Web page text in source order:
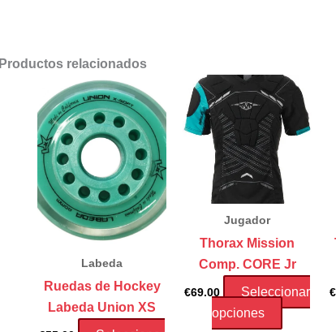
Productos relacionados
Labeda
Ruedas de Hockey
Labeda Union XS
Jugador
Thorax Mission
Comp. CORE Jr
€69.00
Seleccionar
opciones
Este
€